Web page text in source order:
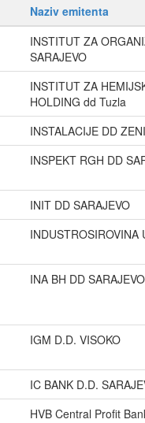
Naziv emitenta
INSTITUT ZA
SARAJEVO
INSTITUT ZA
HOLDING dd Tuzla
INSTALACIJE DD
INSPEKT RGH DD
INIT DD SARAJEVO
INDUSTROSIROVINA
INA BH DD
IGM D.D. VISOKO
IC BANK D.D.
HVB Central Profit